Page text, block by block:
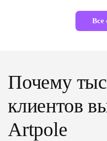
Все
Почему
клиентов
Artpole